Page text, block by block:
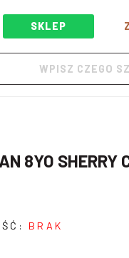
SKLEP
8YO SHERRY
BRAK